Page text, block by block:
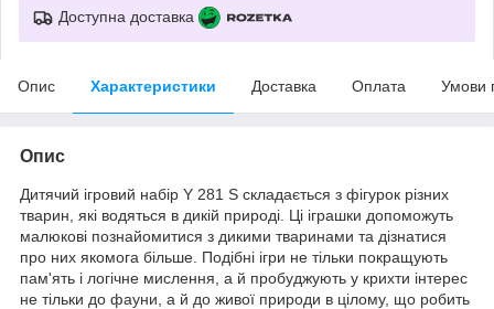
Доступна доставка
Опис Характеристики Доставка Оплата Умови
Опис
Дитячий ігровий набір Y 281 S складається з фігурок різних
тварин, які водяться в дикій природі. Ці іграшки допоможуть
малюкові познайомитися з дикими тваринами та дізнатися
про них якомога більше. Подібні ігри не тільки покращують
пам'ять і логічне мислення, а й пробуджують у крихти інтерес
не тільки до фауни, а й до живої природи в цілому, що робить